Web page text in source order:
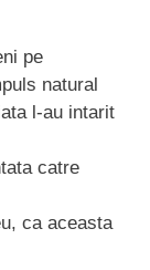
pe
natural
l-au intarit
catre
ca aceasta